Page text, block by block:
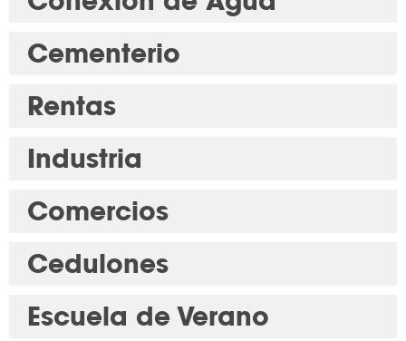
Cementerio
Rentas
Industria
Comercios
Cedulones
Escuela de Verano